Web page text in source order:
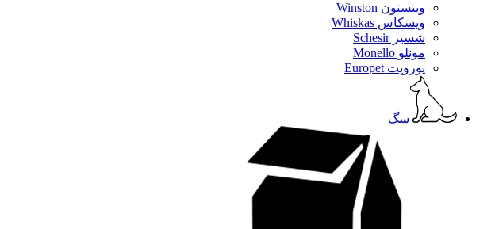
وینستون Winston
ویسکاس Whiskas
شسیر Schesir
مونلو Monello
یوروپت Europet
سگ